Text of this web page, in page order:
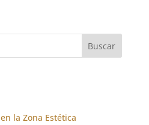
la Zona Estética